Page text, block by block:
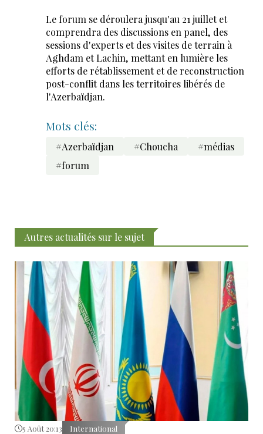
Le forum se déroulera jusqu'au 21 juillet et
comprendra des discussions en panel, des
sessions d'experts et des visites de terrain à
Aghdam et Lachin, mettant en lumière les
efforts de rétablissement et de reconstruction
post-conflit dans les territoires libérés de
l'Azerbaïdjan.
Mots clés:
#Azerbaïdjan #Choucha
#médias
#forum
Autres actualités sur le sujet
5 Août 20:13 International